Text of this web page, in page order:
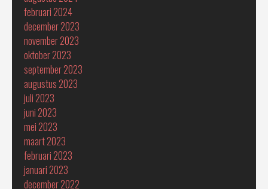
februari 2024
december 2023
november 2023
oktober 2023
september 2023
augustus 2023
juli 2023
juni 2023
mei 2023
maart 2023
februari 2023
januari 2023
december 2022